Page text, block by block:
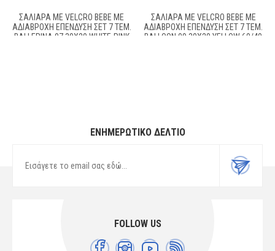
ΣΑΛΙΆΡΑ ΜΕ VELCRO BEBE ΜΕ
ΑΔΙΆΒΡΟΧΗ ΕΠΈΝΔΥΣΗ ΣΕΤ 7 ΤΕΜ.
BALLERINA 07 30X20 WHITE-PINK
ΣΑΛΙΆΡΑ ΜΕ VELCRO BEBE ΜΕ
ΑΔΙΆΒΡΟΧΗ ΕΠΈΝΔΥΣΗ ΣΕΤ 7 ΤΕΜ.
BALLOON 09 30X20 YELLOW 60/40
ΕΝΗΜΕΡΩΤΙΚΌ ΔΕΛΤΊΟ
FOLLOW US